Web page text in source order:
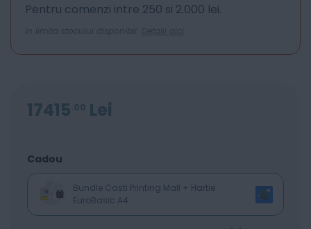
Pentru comenzi intre 250 si 2.000 lei.
In limita stocului disponibil. Detalii aici
17415 00 Lei
Cadou
Bundle Casti Printing Mall + Hartie
EuroBasic A4